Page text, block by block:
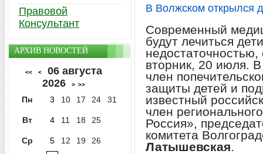
В Волжском открылся
Современный
будут лечиться
вторник, 20 июля.
член
защиты детей и
известный
член
Россия»,
комитета
Латышевская.
Правовой
Консультант
АРХИВ НОВОСТЕЙ
<< <
06 августа
2026
> >>
Пн 3 10 17 24 31
Вт 4 11 18 25
Ср 5 12 19
26